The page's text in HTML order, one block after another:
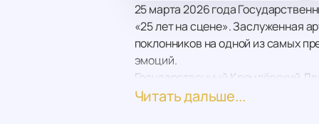
25 марта 2026 года
«25 лет на сцене». Заслуженная
поклонников на одной из самых
эмоций.
Государственный Кремлёвский
площадок России. Его
Читать дальше...